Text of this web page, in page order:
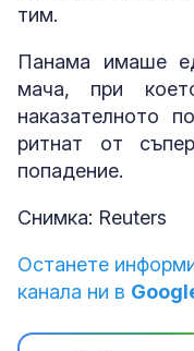
тим.
Панама имаше
мача, при
наказателното
ритнат от
попадение.
Снимка: Reuters
Останете
канала ни в